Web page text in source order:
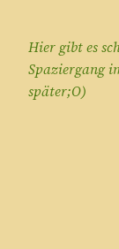
Hier gibt es
Spaziergang
später;O)